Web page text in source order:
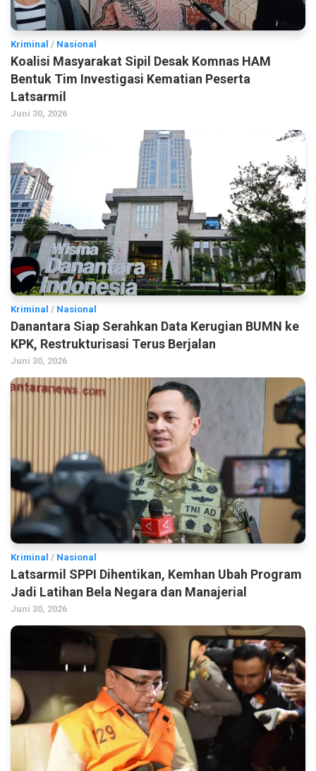
Kriminal / Nasional
Koalisi Masyarakat Sipil Desak Komnas HAM
Bentuk Tim Investigasi Kematian Peserta
Latsarmil
Juni 30, 2026
Kriminal / Nasional
Danantara Siap Serahkan Data Kerugian BUMN ke
KPK, Restrukturisasi Terus Berjalan
Juni 30, 2026
Kriminal / Nasional
Latsarmil SPPI Dihentikan, Kemhan Ubah Program
Jadi Latihan Bela Negara dan Manajerial
Juni 30, 2026